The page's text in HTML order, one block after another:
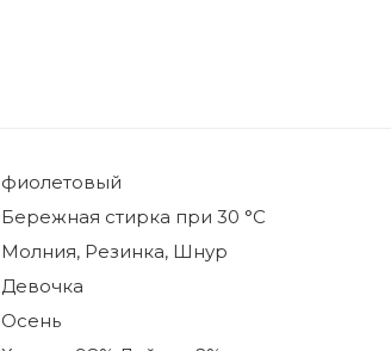
фиолетовый
Бережная стирка при 30 °C
Молния, Резинка, Шнур
Девочка
Осень